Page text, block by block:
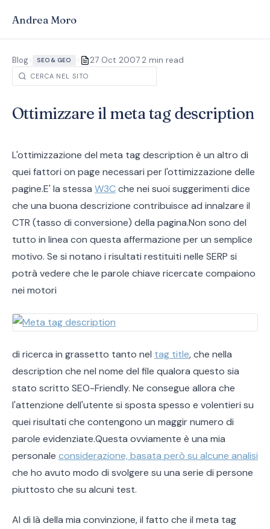
Andrea Moro
Blog> SEO & GEO > 27 Oct 2007·2 min read
Ottimizzare il meta tag description
L'ottimizzazione del meta tag description è un altro di
quei fattori on page necessari per l'ottimizzazione delle
pagine.E' la stessa W3Cche nei suoi suggerimenti dice
che una buona descrizione contribuisce ad innalzare il
CTR (tasso di conversione) della pagina.Non sono del
tutto in linea con questa affermazione per un semplice
motivo. Se si notano i risultati restituiti nelle SERP si
potrà vedere che le parole chiave ricercate compaiono
nei motori
di ricerca in grassetto tanto nel tag title, che nella
description che nel nome del file qualora questo sia
stato scritto SEO-Friendly. Ne consegue allora che
l'attenzione dell'utente si sposta spesso e volentieri su
quei risultati che contengono un maggir numero di
parole evidenziate.Questa ovviamente è una mia
personale considerazione, basata però su alcune analisi
che ho avuto modo di svolgere su una serie di persone
piuttosto che su alcuni test.
Al di là della mia convinzione, il fatto che il meta tag